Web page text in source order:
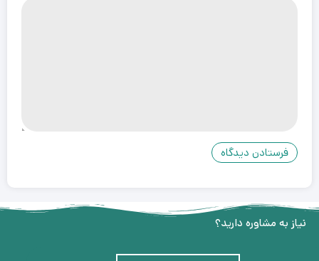
نیاز به مشاوره دارید؟